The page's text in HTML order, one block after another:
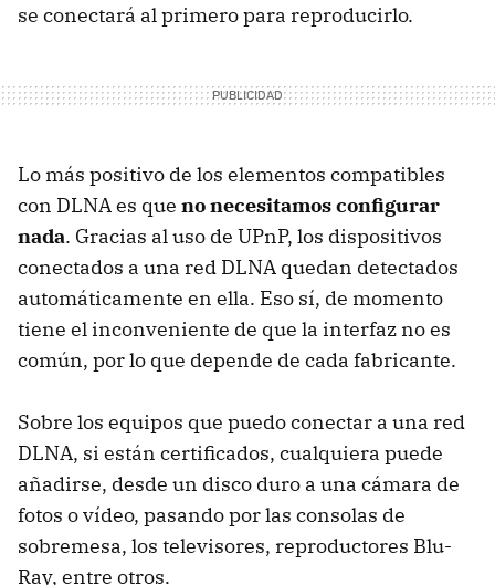
se conectará al primero para reproducirlo.
Lo más positivo de los elementos compatibles
con DLNAes que no necesitamos configurar
nada. Gracias al uso de UPnP, los dispositivos
conectados a una red DLNA quedan detectados
automáticamente en ella. Eso sí, de momento
tiene el inconveniente de que la interfaz no es
común, por lo que depende de cada fabricante.
Sobre los equipos que puedo conectar a una red
DLNA, si están certificados, cualquiera puede
añadirse, desde un disco duro a una cámara de
fotos o vídeo, pasando por las consolas de
sobremesa, los televisores, reproductores Blu-
Ray, entre otros.